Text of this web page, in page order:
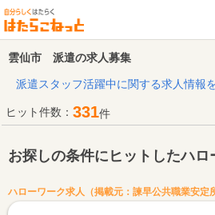
雲仙市 派遣の求人募集
派遣スタッフ活躍中に関する求人情報
ヒット件数： 331件
お探しの条件にヒットしたハロ
ハローワーク求人（掲載元：諫早公共職業安定